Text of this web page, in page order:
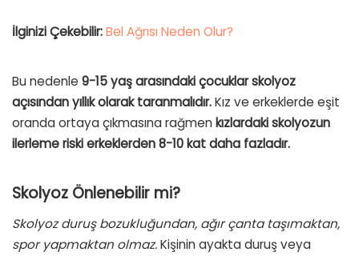
İlginizi Çekebilir:Bel Ağrısı Neden Olur?
Bu nedenle 9-15 yaş arasındaki çocuklar skolyoz
açısından yıllık olarak taranmalıdır.Kız ve erkeklerde eşit
oranda ortaya çıkmasına rağmen kızlardaki skolyozun
ilerleme riski erkeklerden 8-10 kat daha fazladır.
Skolyoz Önlenebilir mi?
Skolyoz duruş bozukluğundan, ağır çanta taşımaktan,
spor yapmaktan olmaz.Kişinin ayakta duruş veya